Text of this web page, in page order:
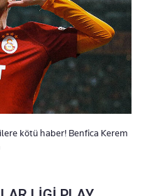
kötü haber! Benfica Kerem